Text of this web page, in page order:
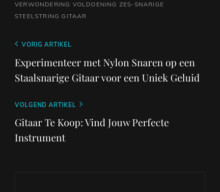
VERWONDERING VOLDOENING ZES-SNARIGE
STEELSTRING GITAAR
Berichtnavigatie
Vorig
bericht
VORIG ARTIKEL
Experimenteer met Nylon Snaren op een
Staalsnarige Gitaar voor een Uniek Geluid
Volgend
bericht
VOLGEND ARTIKEL
Gitaar Te Koop: Vind Jouw Perfecte
Instrument